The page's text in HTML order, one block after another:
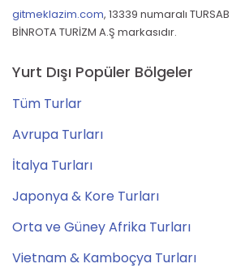
gitmeklazim.com, 13339 numaralı
BİNROTA TURİZM A.Ş markasıdır.
Yurt Dışı Popüler Bölgeler
Tüm Turlar
Avrupa Turları
İtalya Turları
Japonya & Kore Turları
Orta ve Güney Afrika Turları
Vietnam & Kamboçya Turları